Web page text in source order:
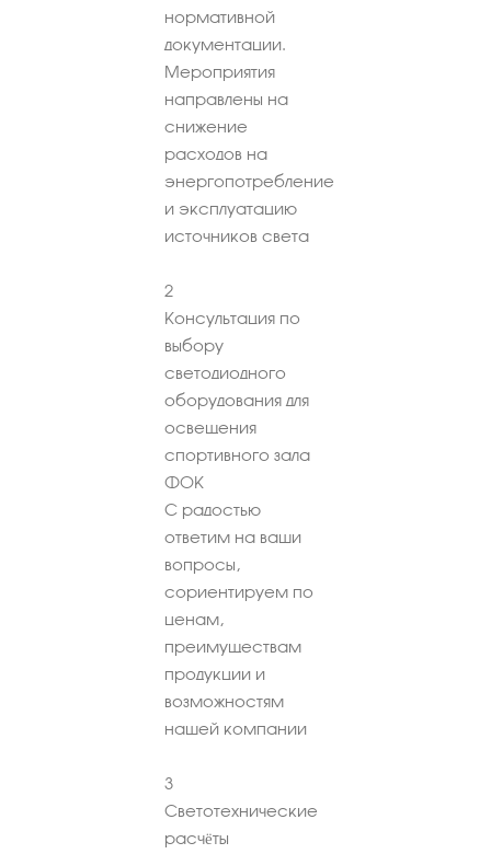
нормативной
документации.
Мероприятия
направлены на
снижение
расходов на
энергопотребление
и эксплуатацию
источников света
2
Консультация по
выбору
светодиодного
оборудования для
освещения
спортивного зала
ФОК
С радостью
ответим на ваши
вопросы,
сориентируем по
ценам,
преимуществам
продукции и
возможностям
нашей компании
3
Светотехнические
расчёты